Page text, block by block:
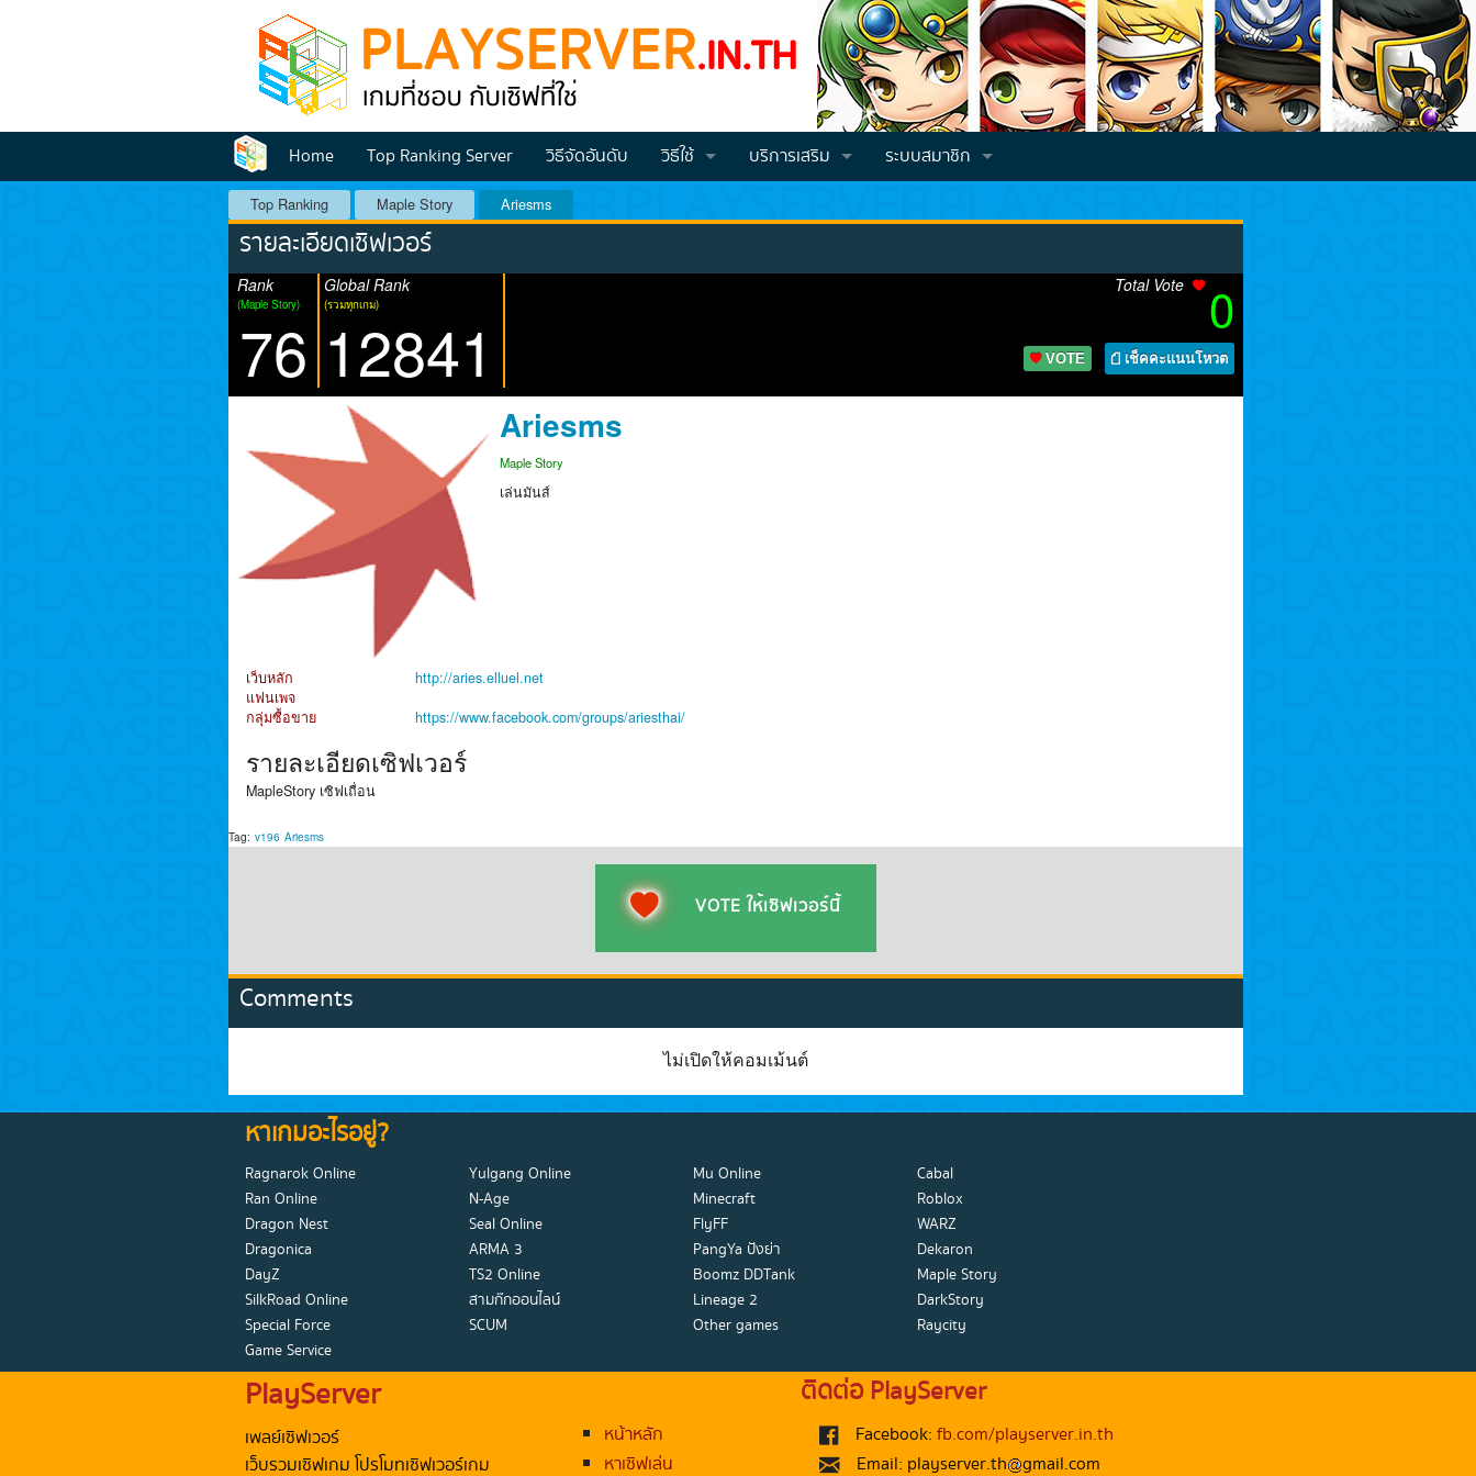
Home Top Ranking Server วิธีจัดอันดับ
วิธีใช้
บริการเสริม
ระบบสมาชิก
Top Ranking Maple Story Ariesms
รายละเอียดเซิฟเวอร์
Rank
(Maple Story)
76
Global Rank
(รวมทุกเกม)
12841
Total Vote 0
VOTE เช็คคะแนนโหวต
Ariesms
Maple Story
เล่นมันส์
เว็บหลัก
http://aries.elluel.net
แฟนเพจ
กลุ่มซื้อขาย
https://www.facebook.com/groups/ariesthai/
รายละเอียดเซิฟเวอร์
MapleStory เซิฟเถื่อน
Tag: v196 Ariesms
VOTE ให้เซิฟเวอร์นี้
Comments
ไม่เปิดให้คอมเม้นต์
หาเกมอะไรอยู่?
Ragnarok Online Yulgang Online Mu Online
Cabal
Ran Online
N-Age Minecraft
Roblox
Dragon Nest
Seal Online FlyFF
WARZ
Dragonica
ARMA 3 PangYa ปังย่า
Dekaron
DayZ
TS2 Online Boomz DDTank
Maple Story
SilkRoad Online
สามก๊กออนไลน์ Lineage 2
DarkStory
Special Force
SCUM Other games
Raycity
Game Service
PlayServer
เพลย์เซิฟเวอร์
เว็บรวมเซิฟเกม โปรโมทเซิฟเวอร์เกม
หน้าหลัก
หาเซิฟเล่น
ติดต่อ PlayServer
Facebook:fb.com/playserver.in.th
Email: playserver.th
gmail.com